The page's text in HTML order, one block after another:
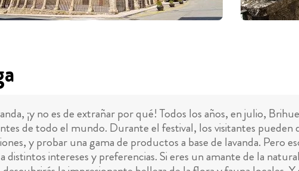
¡y no es de extrañar por qué! Todos los años, en julio,
de todo el mundo. Durante el festival, los visitantes pueden
y probar una gama de productos a base de lavanda. Pero
intereses y preferencias. Si eres un amante de la